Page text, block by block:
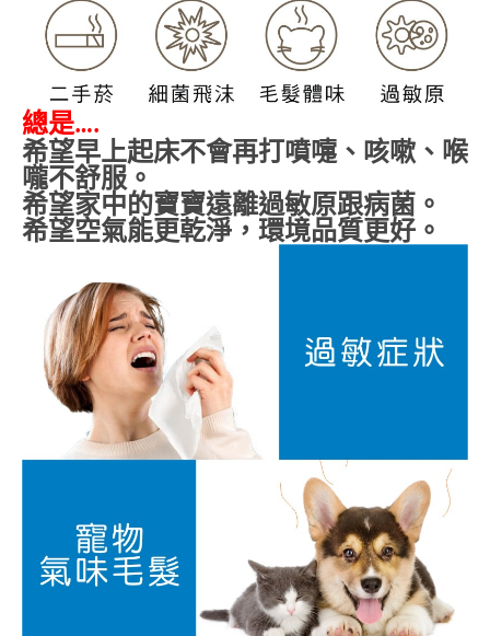
總是….
希望早上起床不會再打噴嚏、咳嗽、喉
嚨不舒服。
希望家中的寶寶遠離過敏原跟病菌。
希望空氣能更乾淨，環境品質更好。